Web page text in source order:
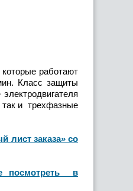
работают
Класс защиты
так и трехфазные
лист заказа» со
посмотреть в